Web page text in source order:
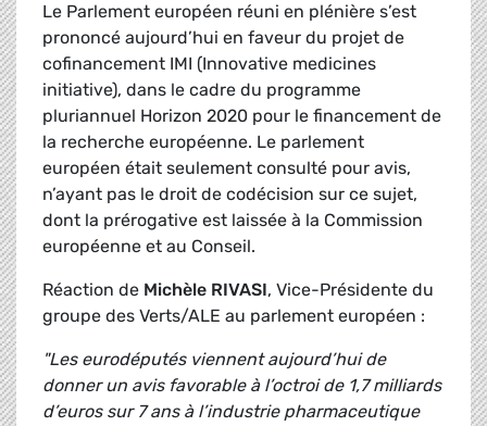
Le Parlement européen réuni en plénière s’est
prononcé aujourd’hui en faveur du projet de
cofinancement IMI (Innovative medicines
initiative), dans le cadre du programme
pluriannuel Horizon 2020 pour le financement de
la recherche européenne. Le parlement
européen était seulement consulté pour avis,
n’ayant pas le droit de codécision sur ce sujet,
dont la prérogative est laissée à la Commission
européenne et au Conseil.
Réaction de Michèle RIVASI, Vice-Présidente du
groupe des Verts/ALE au parlement européen :
"Les eurodéputés viennent aujourd’hui de
donner un avis favorable à l’octroi de 1,7 milliards
d’euros sur 7 ans à l’industrie pharmaceutique